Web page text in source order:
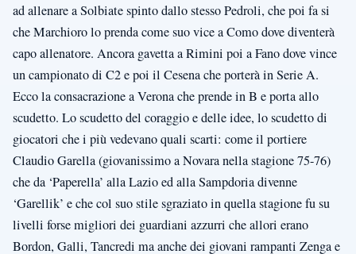
ad allenare a Solbiate spinto dallo stesso Pedroli, che poi fa si
che Marchioro lo prenda come suo vice a Como dove diventerà
capo allenatore. Ancora gavetta a Rimini poi a Fano dove vince
un campionato di C2 e poi il Cesena che porterà in Serie A.
Ecco la consacrazione a Verona che prende in B e porta allo
scudetto. Lo scudetto del coraggio e delle idee, lo scudetto di
giocatori che i più vedevano quali scarti: come il portiere
Claudio Garella (giovanissimo a Novara nella stagione 75-76)
che da ‘Paperella’ alla Lazio ed alla Sampdoria divenne
‘Garellik’ e che col suo stile sgraziato in quella stagione fu su
livelli forse migliori dei guardiani azzurri che allori erano
Bordon, Galli, Tancredi ma anche dei giovani rampanti Zenga e